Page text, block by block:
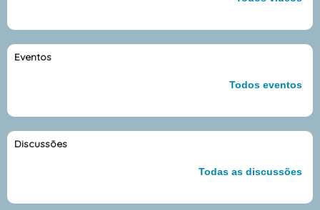
Eventos
Todos eventos
Discussões
Todas as discussões